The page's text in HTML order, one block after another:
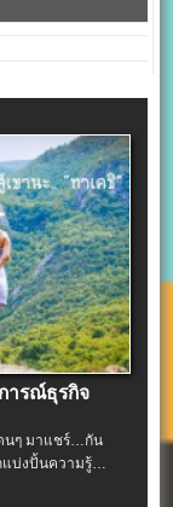
ารณ์ธุรกิจ
ดนๆ มาแชร์…กัน
บ่งปั้นความรู้…